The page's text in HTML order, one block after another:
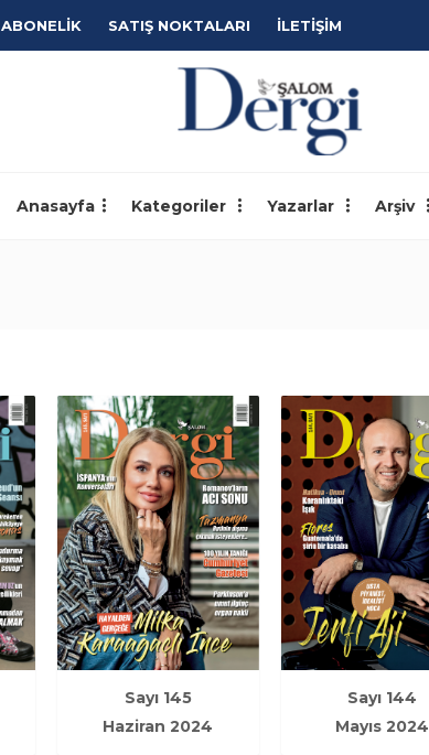
ABONELİK SATIŞ NOKTALARI İLETİŞİM
Anasayfa Kategoriler Yazarlar Arşiv
Sayı 145
Haziran 2024
Sayı 144
Mayıs 2024